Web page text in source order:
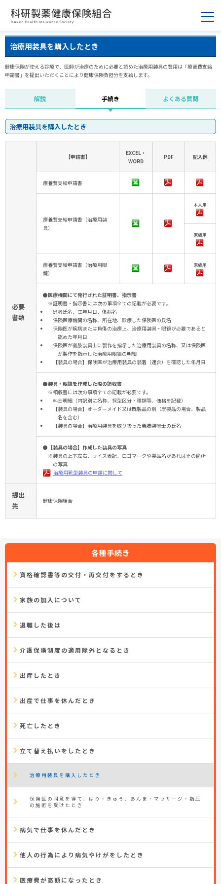
治療用装具を購入したとき
健康保険が使える診療で、医師が治療のために必要と認めた治療用装具の費用は「療養費支給
申請書」を提出いただくことにより健康保険負担分を支給します。
解説 手続き よくある質問
治療用装具を購入したとき
必要
書類
【申請書】
EXCEL・
WORD
PDF 記入例
療養費支給申請書
療養費支給申請書（治療用装
具）
本人用
家族用
療養費支給申請書（治療用眼
鏡）
家族用
●医療機関にて発行された証明書、指示書
※証明書・指示書には次の事項全ての記載が必要です。
患者氏名、生年月日、傷病名
保険医療機関の名称、所在地、診療した保険医の氏名
保険医が疾病または負傷の治療上、治療用装具・眼鏡が必要であると
認めた年月日
保険医が義肢装具士に製作を指示した治療用装具の名称、又は保険医
が製作を指示した治療用眼鏡の明細
【装具の場合】保険医が治療用装具の装着（適合）を確認した年月日
●装具・眼鏡を作成した際の領収書
※領収書には次の事項全ての記載が必要です。
料金明細（内訳別に名称、採型区分・種類等、価格を記載）
【装具の場合】オーダーメイド又は既製品の別（既製品の場合、製品
名を含む）
【装具の場合】治療用装具を取り扱った義肢装具士の氏名
●【装具の場合】作成した装具の写真
※装具の上下左右、サイズ表記、ロゴマークや製品名があればその箇所
の写真
治療用靴型装具の申請に関して
提出
先
健康保険組合
各種手続き
資格確認書等の交付・再交付をするとき
家族の加入について
退職した後は
介護保険制度の適用除外となるとき
出産したとき
出産で仕事を休んだとき
死亡したとき
立て替え払いをしたとき
治療用装具を購入したとき
保険医の同意を得て、はり・きゅう、あんま・マッサージ・指圧
の施術を受けたとき
病気で仕事を休んだとき
他人の行為により病気やけがをしたとき
医療費が高額になったとき